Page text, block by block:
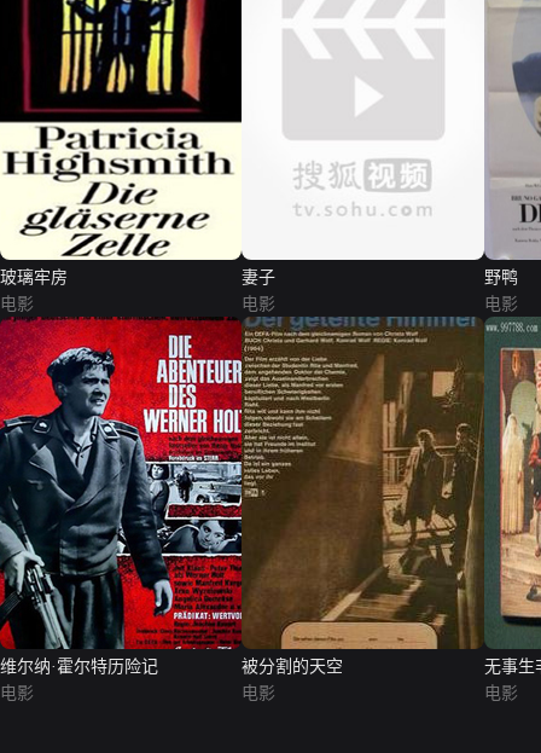
玻璃牢房
电影
妻子
电影
野鸭
电影
维尔纳·霍尔特历险记
电影
被分割的天空
电影
无事生
电影